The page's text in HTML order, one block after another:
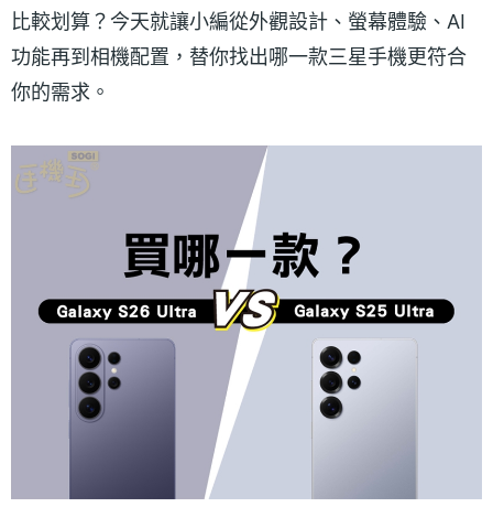
比較划算？今天就讓小編從外觀設計、螢幕體驗、AI
功能再到相機配置，替你找出哪一款三星手機更符合
你的需求。